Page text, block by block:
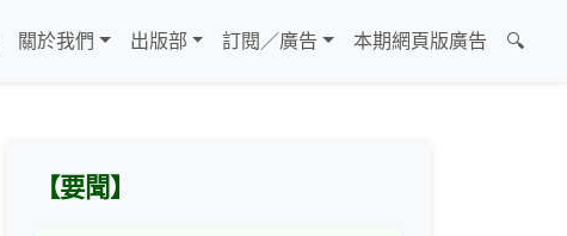
關於我們 出版部 訂閱／廣告 本期網頁版廣告 🔍
【要聞】